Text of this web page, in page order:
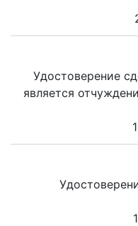
Удостоверение
является